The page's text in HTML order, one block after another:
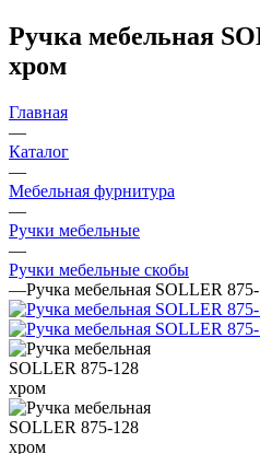
Ручка мебельная
хром
Главная
—
Каталог
—
Мебельная фурнитура
—
Ручки мебельные
—
Ручки мебельные скобы
—Ручка мебельная SOLLER